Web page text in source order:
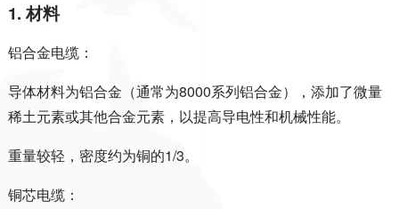
1. 材料
铝合金电缆：
导体材料为铝合金（通常为8000系列铝合金），添加了微量
稀土元素或其他合金元素，以提高导电性和机械性能。
重量较轻，密度约为铜的1/3。
铜芯电缆：